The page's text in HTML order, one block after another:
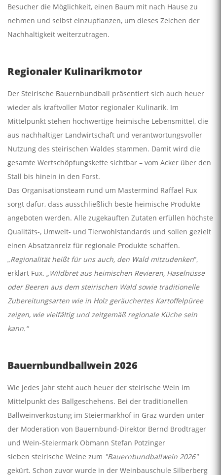
Besucher die Möglichkeit, einen Baum mit nach Hause zu
nehmen und selbst einzupflanzen, um dieses Zeichen der
Nachhaltigkeit weiterzutragen.
Regionaler Kulinarikmotor
Der Steirische Bauernbundball präsentiert sich auch heuer
wieder als kraftvoller Motor regionaler Kulinarik. Im
Mittelpunkt stehen hochwertige heimische Lebensmittel, die
aus nachhaltiger Landwirtschaft und verantwortungsvoller
Nutzung des steirischen Waldes stammen. Damit wird die
gesamte Wertschöpfungskette sichtbar – vom Acker über den
Stall bis hinein in den Forst.
Das Organisationsteam rund um Mastermind Raffael Fux
sorgt dafür, dass ausschließlich beste heimische Produkte
angeboten werden. Alle zugekauften Zutaten erfüllen höchste
Qualitäts-, Umwelt- und Tierwohlstandards und sollen gezielt
einen Absatzanreiz für regionale Produkte schaffen.
„Regionalität heißt für uns auch, den Wald mitzudenken“,
erklärt Fux. „Wildbret aus heimischen Revieren, Haselnüsse
oder Beeren aus dem steirischen Wald sowie traditionelle
Zubereitungsarten wie in Holz geräuchertes Kartoffelpüree
zeigen, wie vielfältig und zeitgemäß regionale Küche sein
kann.“
Bauernbundballwein 2026
Wie jedes Jahr steht auch heuer der steirische Wein im
Mittelpunkt des Ballgeschehens. Bei der traditionellen
Ballweinverkostung im Steiermarkhof in Graz wurden unter
der Moderation von Bauernbund-Direktor Bernd Brodtrager
und Wein-Steiermark Obmann Stefan Potzinger
sieben steirische Weine zum "Bauernbundballwein 2026"
gekürt. Schon zuvor wurde in der Weinbauschule Silberberg